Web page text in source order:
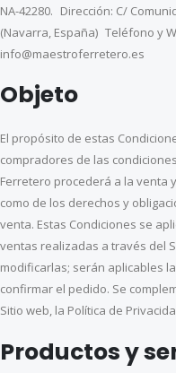
NA-42280. Dirección: C/
(Navarra, España) Teléfono y
info@maestroferretero.es
Objeto
El propósito de estas
compradores de las
Ferretero procederá a la venta
como de los derechos y
venta. Estas Condiciones se
ventas realizadas a través del
modificarlas; serán aplicables
confirmar el pedido. Se
Sitio web, la Política de
Productos y